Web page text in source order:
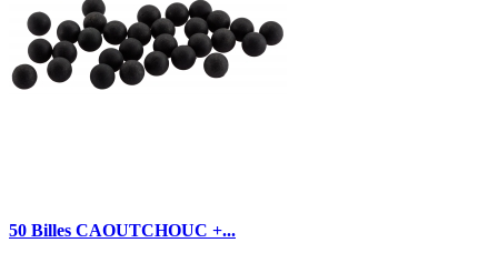
50 Billes CAOUTCHOUC +...